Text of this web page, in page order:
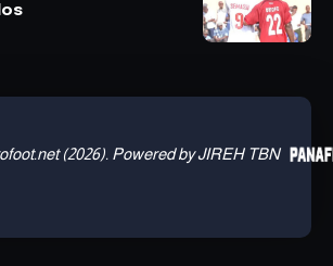
(2026). Powered by JIREH TBN